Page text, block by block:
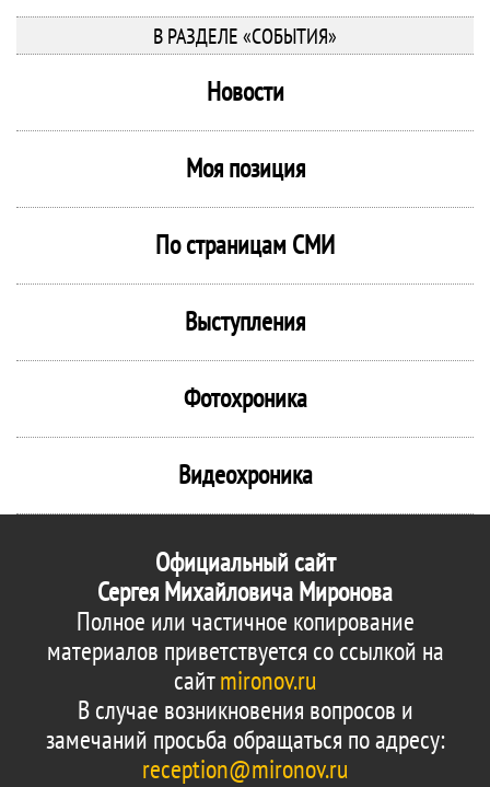
В РАЗДЕЛЕ «СОБЫТИЯ»
Новости
Моя позиция
По страницам СМИ
Выступления
Фотохроника
Видеохроника
Официальный сайт
Сергея Михайловича Миронова
Полное или частичное копирование
материалов приветствуется со ссылкой на
сайтmironov.ru
В случае возникновения вопросов и
замечаний просьба обращаться по адресу:
reception@mironov.ru